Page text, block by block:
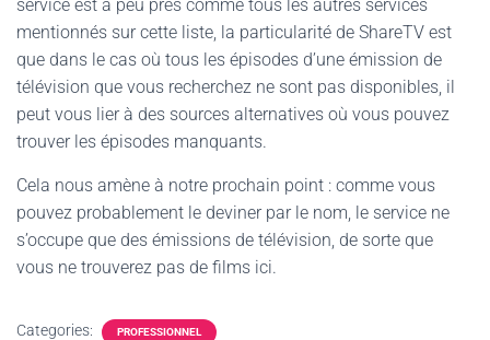
service est à peu près comme tous les autres services
mentionnés sur cette liste, la particularité de ShareTV est
que dans le cas où tous les épisodes d’une émission de
télévision que vous recherchez ne sont pas disponibles, il
peut vous lier à des sources alternatives où vous pouvez
trouver les épisodes manquants.
Cela nous amène à notre prochain point : comme vous
pouvez probablement le deviner par le nom, le service ne
s’occupe que des émissions de télévision, de sorte que
vous ne trouverez pas de films ici.
Categories: PROFESSIONNEL